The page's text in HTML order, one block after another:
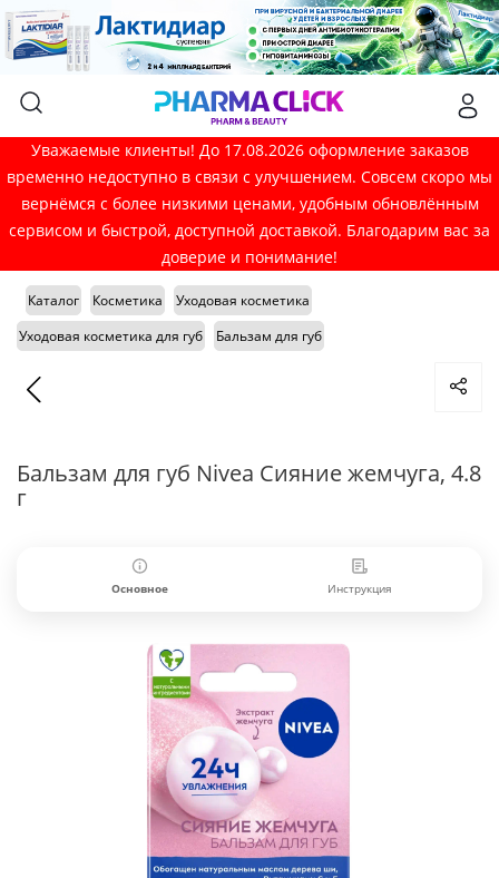
Уважаемые клиенты! До 17.08.2026 оформление заказов
временно недоступно в связи с улучшением. Совсем скоро мы
вернёмся с более низкими ценами, удобным обновлённым
сервисом и быстрой, доступной доставкой. Благодарим вас за
доверие и понимание!
Каталог Косметика
Уходовая косметика
Уходовая косметика для губ
Бальзам для губ
Бальзам для губ Nivea Сияние жемчуга, 4.8
г
Основное Инструкция